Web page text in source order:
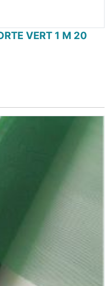
VERT 1 M 20